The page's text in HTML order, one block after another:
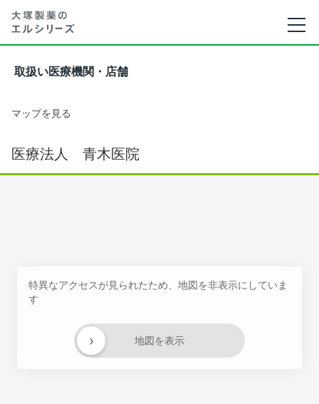
取扱い医療機関・店舗
マップを見る
医療法人 青木医院
特異なアクセスが見られたため、地図を非表示にしていま
す
地図を表示
›